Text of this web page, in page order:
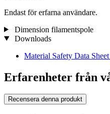
Endast för erfarna användare.
Dimension filamentspole
Downloads
Material Safety Data Sheet
Erfarenheter från
Recensera denna produkt